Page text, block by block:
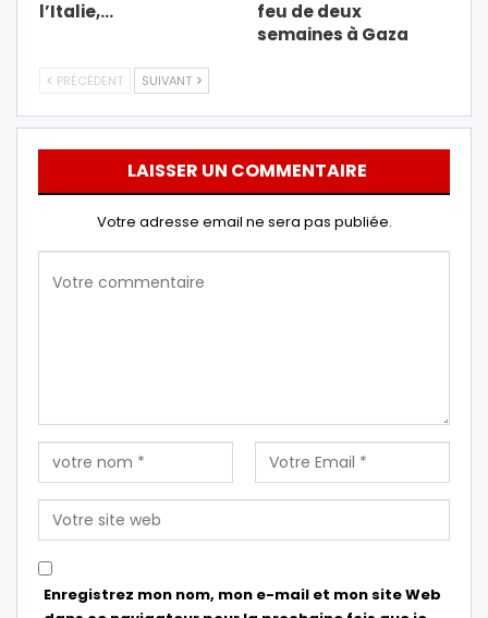
l’Italie,…
feu de deux
semaines à Gaza
PRÉCÉDENT SUIVANT
LAISSER UN COMMENTAIRE
Votre adresse email ne sera pas publiée.
Enregistrez mon nom, mon e-mail et mon site Web